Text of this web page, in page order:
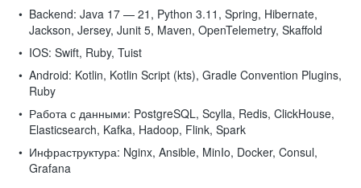
Backend: Java 17 — 21, Python 3.11, Spring, Hibernate,
Jackson, Jersey, Junit 5, Maven, OpenTelemetry, Skaffold
IOS: Swift, Ruby, Tuist
Android: Kotlin, Kotlin Script (kts), Gradle Convention Plugins,
Ruby
Работа с данными: PostgreSQL, Scylla, Redis, ClickHouse,
Elasticsearch, Kafka, Hadoop, Flink, Spark
Инфраструктура: Nginx, Ansible, MinIo, Docker, Consul,
Grafana